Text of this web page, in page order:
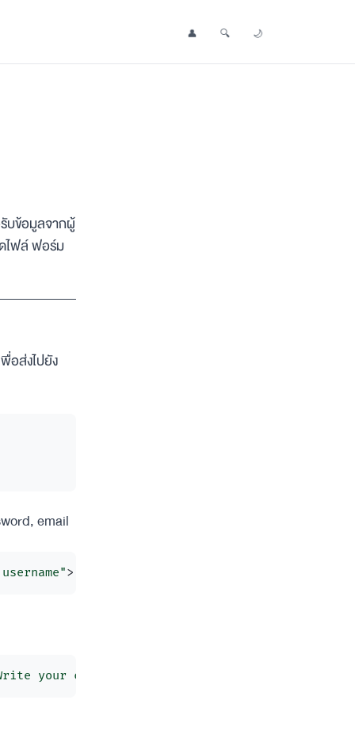
Profile
👤 Search Post
🔍 Toggle Dark Mode
🌙
บข้อมูลจากผู้
ไฟล์ ฟอร์ม
อส่งไปยัง
email
>
your comment here"